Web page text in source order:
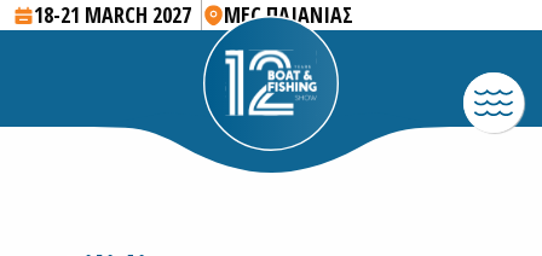
18-21 MARCH 2027 MEC ΠΑΙΑΝΙΑΣ